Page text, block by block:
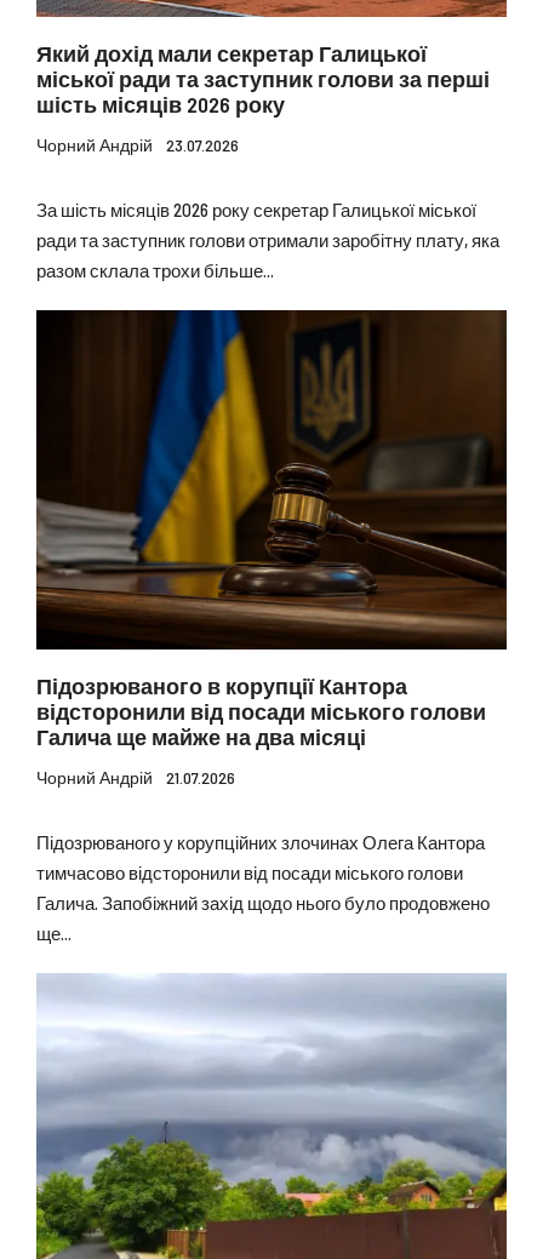
Який дохід мали секретар Галицької
міської ради та заступник голови за перші
шість місяців 2026 року
Чорний Андрій 23.07.2026
За шість місяців 2026 року секретар Галицької міської
ради та заступник голови отримали заробітну плату, яка
разом склала трохи більше...
Підозрюваного в корупції Кантора
відсторонили від посади міського голови
Галича ще майже на два місяці
Чорний Андрій 21.07.2026
Підозрюваного у корупційних злочинах Олега Кантора
тимчасово відсторонили від посади міського голови
Галича. Запобіжний захід щодо нього було продовжено
ще...